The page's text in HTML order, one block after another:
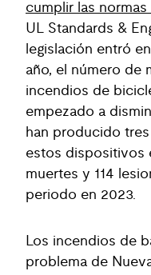
cumplir las normas
UL Standards &
legislación entró
año, el número de
incendios de
empezado a
han producido
estos dispositivos
muertes y 114
periodo en 2023.
Los incendios de
problema de